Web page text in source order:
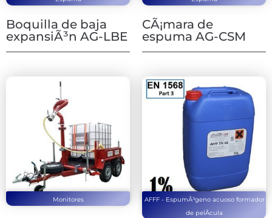
Boquilla de baja
expansiÃ³n AG-LBE
CÃ¡mara de
espuma AG-CSM
Monitores
AFFF - EspumÃ³geno acuoso formador
de pelÃ­cula